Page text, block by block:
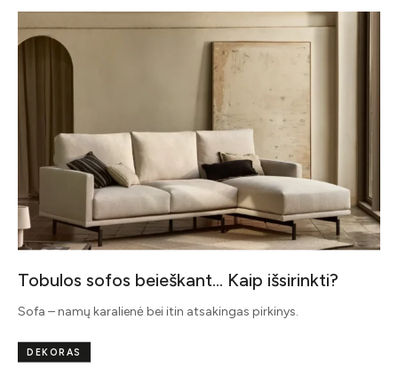
Tobulos sofos beieškant… Kaip išsirinkti?
Sofa – namų karalienė bei itin atsakingas pirkinys.
DEKORAS